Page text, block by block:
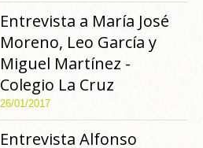
Entrevista a María José
Moreno, Leo García y
Miguel Martínez -
Colegio La Cruz
26/01/2017
Entrevista Alfonso